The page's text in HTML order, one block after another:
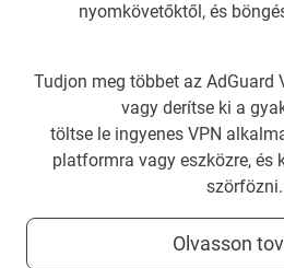
nyomkövetőktől, és
Tudjon meg többet az AdGuard
vagy derítse ki a
töltse le ingyenes VPN
platformra vagy eszközre, és
szörfözni.
Olvasson